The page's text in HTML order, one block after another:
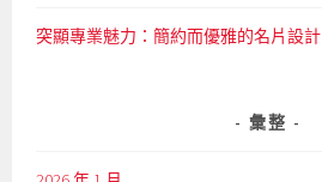
突顯專業魅力：簡約而優雅的名片設計
彙整